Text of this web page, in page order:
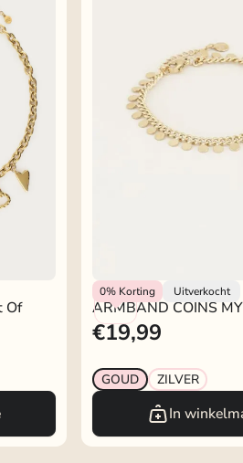
Of
0%Korting Uitverkocht
Rokjeklokje
ARMBAND COINS
€19,99
GOUD ZILVER
In